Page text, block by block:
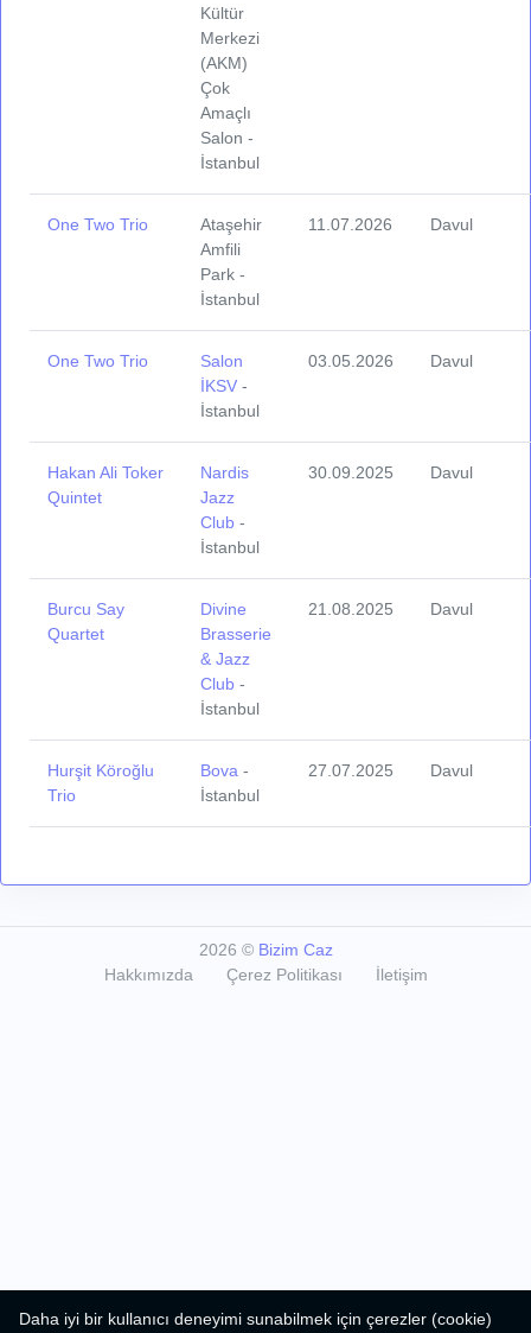
Kültür
Merkezi
(AKM)
Çok
Amaçlı
Salon -
İstanbul
One Two Trio
Ataşehir
Amfili
Park -
İstanbul
11.07.2026 Davul
One Two Trio
Salon
İKSV -
İstanbul
03.05.2026 Davul
Hakan Ali Toker
Quintet
Nardis
Jazz
Club -
İstanbul
30.09.2025 Davul
Burcu Say
Quartet
Divine
Brasserie
& Jazz
Club -
İstanbul
21.08.2025 Davul
Hurşit Köroğlu
Trio
Bova -
İstanbul
27.07.2025 Davul
2026 © Bizim Caz
Hakkımızda
Çerez Politikası İletişim
Daha iyi bir kullanıcı deneyimi sunabilmek için çerezler (cookie)